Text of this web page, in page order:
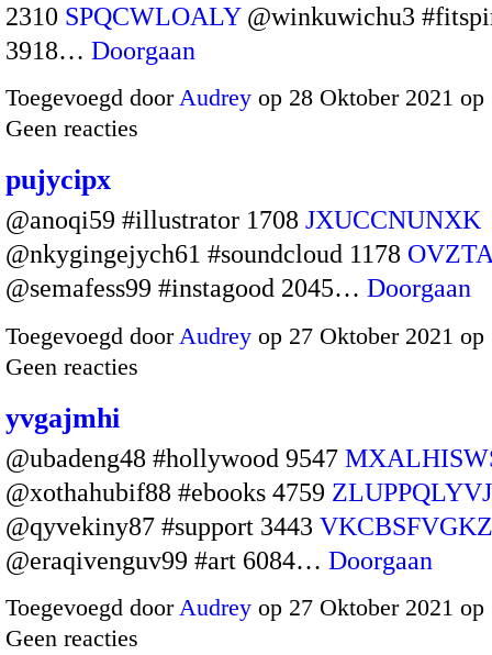
2310 SPQCWLOALY@winkuwichu3
3918… Doorgaan
Toegevoegd doorAudrey op 28 Oktober 2021
Geen reacties
pujycipx
@anoqi59 #illustrator 1708 JXUCCNUNXK
@nkygingejych61 #soundcloud 1178
@semafess99 #instagood 2045… Doorgaan
Toegevoegd door Audrey op 27 Oktober 2021
Geen reacties
yvgajmhi
@ubadeng48 #hollywood 9547
@xothahubif88 #ebooks 4759 ZLUPPQLYVJ
@qyvekiny87 #support 3443 VKCBSFVGKZ
@eraqivenguv99 #art 6084… Doorgaan
Toegevoegd doorAudrey op 27 Oktober 2021
Geen reacties